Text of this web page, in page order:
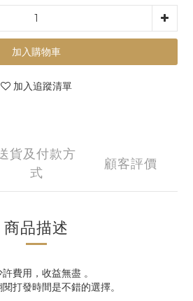
加入購物車
加入追蹤清單
貨及付款方
式
顧客評價
商品描述
費用，收益無盡 。
打發時間是不錯的選擇。